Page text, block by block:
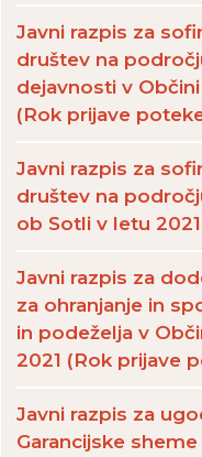
Javni razpis za
društev na
dejavnosti v
(Rok prijave
Javni razpis za
društev na
ob Sotli v letu
Javni razpis za
za ohranjanje in
in podeželja v
2021 (Rok prijave
Javni razpis za
Garancijske